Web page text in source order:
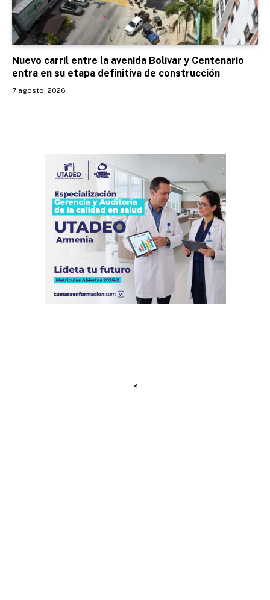
Nuevo carril entre la avenida Bolívar y Centenario
entra en su etapa definitiva de construcción
7 agosto, 2026
<